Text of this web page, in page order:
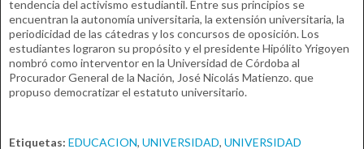
tendencia del activismo estudiantil. Entre sus principios se
encuentran la autonomía universitaria, la extensión universitaria, la
periodicidad de las cátedras y los concursos de oposición. Los
estudiantes lograron su propósito y el presidente Hipólito Yrigoyen
nombró como interventor en la Universidad de Córdoba al
Procurador General de la Nación, José Nicolás Matienzo. que
propuso democratizar el estatuto universitario.
Etiquetas:EDUCACION,UNIVERSIDAD,UNIVERSIDAD